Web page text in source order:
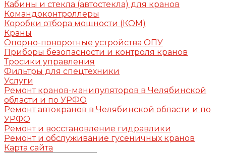
Кабины и стекла (автостекла) для кранов
Командоконтроллеры
Коробки отбора мощности (КОМ)
Краны
Опорно-поворотные устройства ОПУ
Приборы безопасности и контроля кранов
Тросики управления
Фильтры для спецтехники
Услуги
Ремонт кранов-манипуляторов в Челябинской
области и по УРФО
Ремонт автокранов в Челябинской области и по
УРФО
Ремонт и восстановление гидравлики
Ремонт и обслуживание гусеничных кранов
Карта сайта